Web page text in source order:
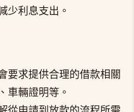
少利息支出。
要求提供合理的借款相關
車輛證明等。